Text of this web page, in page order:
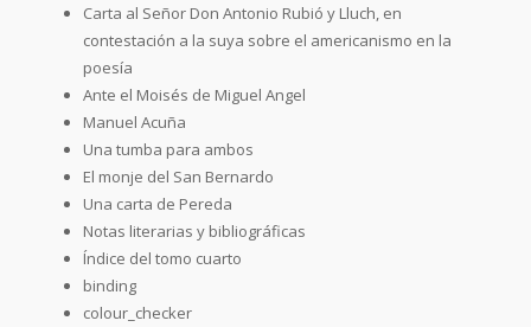
Carta al Señor Don Antonio Rubió y Lluch, en
contestación a la suya sobre el americanismo en la
poesía
Ante el Moisés de Miguel Angel
Manuel Acuña
Una tumba para ambos
El monje del San Bernardo
Una carta de Pereda
Notas literarias y bibliográficas
Índice del tomo cuarto
binding
colour_checker